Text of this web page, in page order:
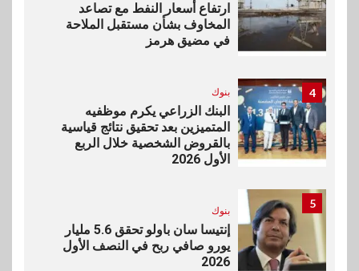
ارتفاع أسعار النفط مع تصاعد
المخاوف بشأن مستقبل الملاحة
في مضيق هرمز
4 بنوك
البنك الزراعي يكرم موظفيه
المتميزين بعد تحقيق نتائج قياسية
بالقروض الشخصية خلال الربع
الأول 2026
5
بنوك
إنتيسا سان باولو تحقق 5.6 مليار
يورو صافي ربح في النصف الأول
2026